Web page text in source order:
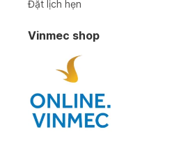
Đặt lịch hẹn
Vinmec shop